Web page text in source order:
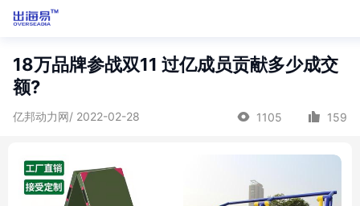
18万品牌参战双11 过亿成员贡献多少成交
额?
亿邦动力网/ 2022-02-28 1105 159